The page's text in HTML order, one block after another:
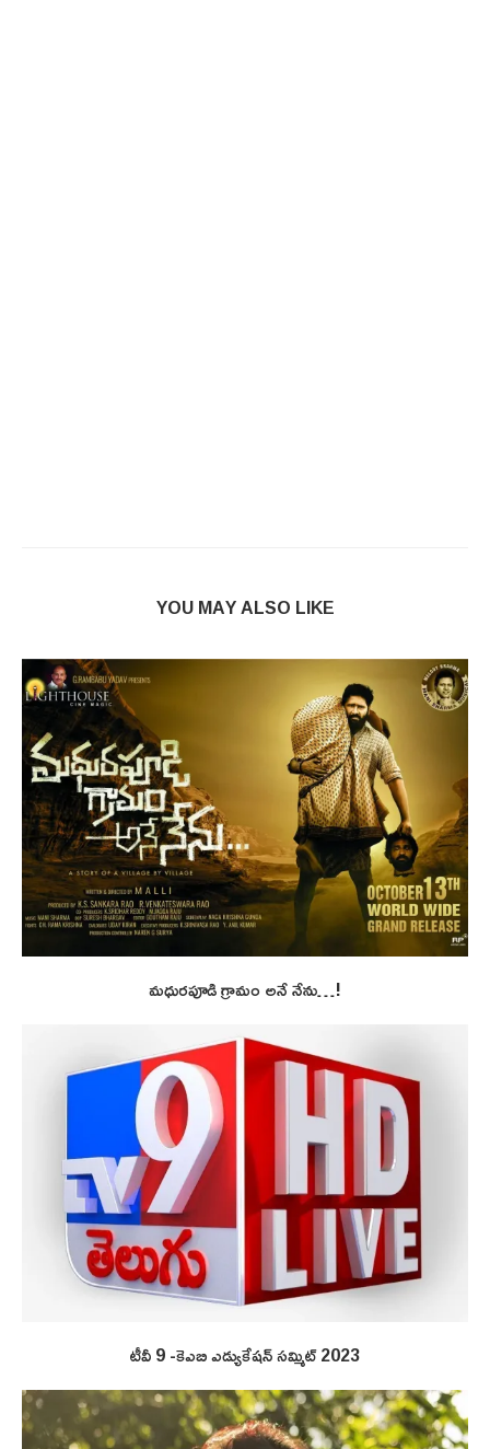
YOU MAY ALSO LIKE
మధురపూడి గ్రామం అనే నేను…!
టీవీ 9 -కెఎబి ఎడ్యుకేషన్ సమ్మిట్ 2023